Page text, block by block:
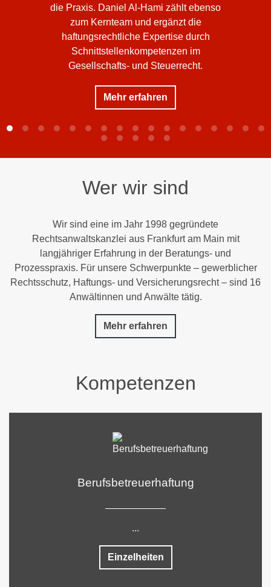
die Praxis. Daniel Al-Hami zählt ebenso
zum Kernteam und ergänzt die
haftungsrechtliche Expertise durch
Schnittstellenkompetenzen im
Gesellschafts- und Steuerrecht.
Mehr erfahren
Wer wir sind
Wir sind eine im Jahr 1998 gegründete
Rechtsanwaltskanzlei aus Frankfurt am Main mit
langjähriger Erfahrung in der Beratungs- und
Prozesspraxis. Für unsere Schwerpunkte – gewerblicher
Rechtsschutz, Haftungs- und Versicherungsrecht – sind 16
Anwältinnen und Anwälte tätig.
Mehr erfahren
Kompetenzen
Berufsbetreuerhaftung
...
Einzelheiten